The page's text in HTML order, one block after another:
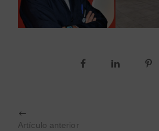
Artículo anterior